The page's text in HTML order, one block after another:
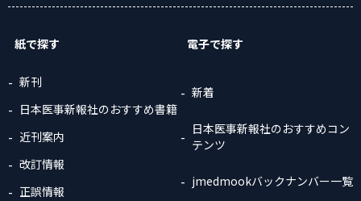
紙で探す
新刊
日本医事新報社のおすすめ書籍
近刊案内
改訂情報
正誤情報
電子で探す
新着
日本医事新報社のおすすめコン
テンツ
jmedmookバックナンバー一覧